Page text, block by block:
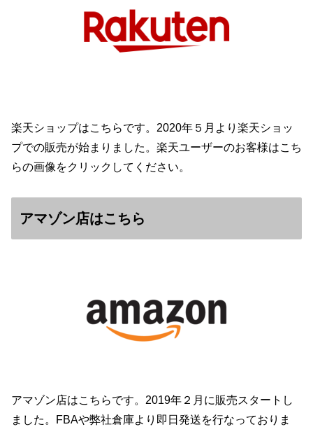
楽天ショップはこちらです。2020年５月より楽天ショッ
プでの販売が始まりました。楽天ユーザーのお客様はこち
らの画像をクリックしてください。
アマゾン店はこちら
アマゾン店はこちらです。2019年２月に販売スタートし
ました。FBAや弊社倉庫より即日発送を行なっておりま